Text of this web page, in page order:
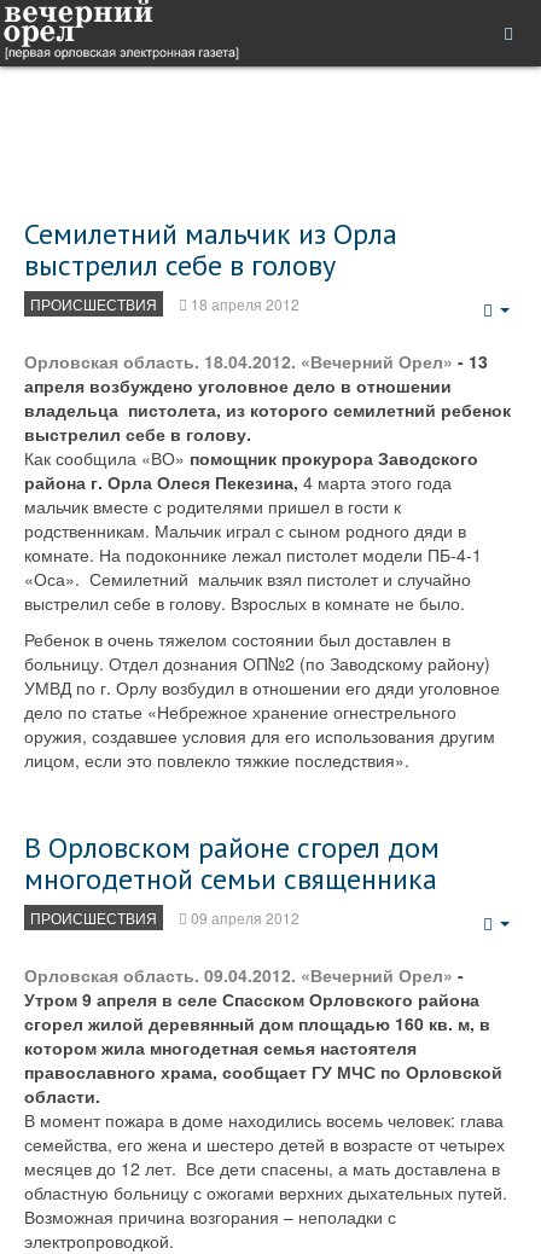
Семилетний мальчик из Орла
выстрелил себе в голову
ПРОИСШЕСТВИЯ 18 апреля 2012
Орловская область. 18.04.2012. «Вечерний Орел» - 13
апреля возбуждено уголовное дело в отношении
владельца пистолета, из которого семилетний ребенок
выстрелил себе в голову.
Как сообщила «ВО» помощник прокурора Заводского
района г. Орла Олеся Пекезина, 4 марта этого года
мальчик вместе с родителями пришел в гости к
родственникам. Мальчик играл с сыном родного дяди в
комнате. На подоконнике лежал пистолет модели ПБ-4-1
«Оса». Семилетний мальчик взял пистолет и случайно
выстрелил себе в голову. Взрослых в комнате не было.
Ребенок в очень тяжелом состоянии был доставлен в
больницу. Отдел дознания ОП№2 (по Заводскому району)
УМВД по г. Орлу возбудил в отношении его дяди уголовное
дело по статье «Небрежное хранение огнестрельного
оружия, создавшее условия для его использования другим
лицом, если это повлекло тяжкие последствия».
В Орловском районе сгорел дом
многодетной семьи священника
ПРОИСШЕСТВИЯ 09 апреля 2012
Орловская область. 09.04.2012. «Вечерний Орел» -
Утром 9 апреля в селе Спасском Орловского района
сгорел жилой деревянный дом площадью 160 кв. м, в
котором жила многодетная семья настоятеля
православного храма, сообщает ГУ МЧС по Орловской
области.
В момент пожара в доме находились восемь человек: глава
семейства, его жена и шестеро детей в возрасте от четырех
месяцев до 12 лет. Все дети спасены, а мать доставлена в
областную больницу с ожогами верхних дыхательных путей.
Возможная причина возгорания – неполадки с
электропроводкой.